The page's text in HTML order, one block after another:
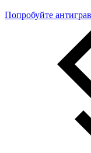
Попробуйте